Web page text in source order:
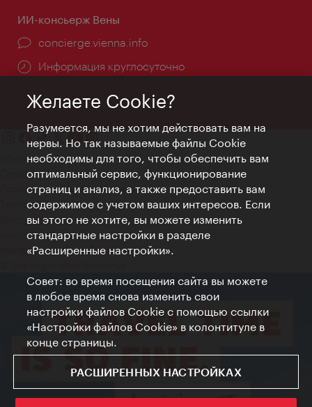
ИИ-консьерж Вены
concierge.vienna.info
Информация круглосуточно
Контакт
Credits
Положение о конфиденциальности
Terms of Use
Доступность
Контакты для прессы
Настройки файлов Cookie
Желаете Cookie?
Разумеется, мы не хотим действовать вам на
нервы. Но так называемые файлы Cookie
необходимы для того, чтобы обеспечить вам
оптимальный сервис, функционирование
страниц и анализ, а также предоставить вам
содержимое с учетом ваших интересов. Если
вы этого не хотите, вы можете изменить
стандартные настройки в разделе
«Расширенные настройки».
Совет: во время посещения сайта вы можете
в любое время снова изменить свои
настройки файлов Cookie с помощью ссылки
«Настройки файлов Cookie» в колонтитуле в
конце страницы.
РАСШИРЕННЫХ НАСТРОЙКАХ